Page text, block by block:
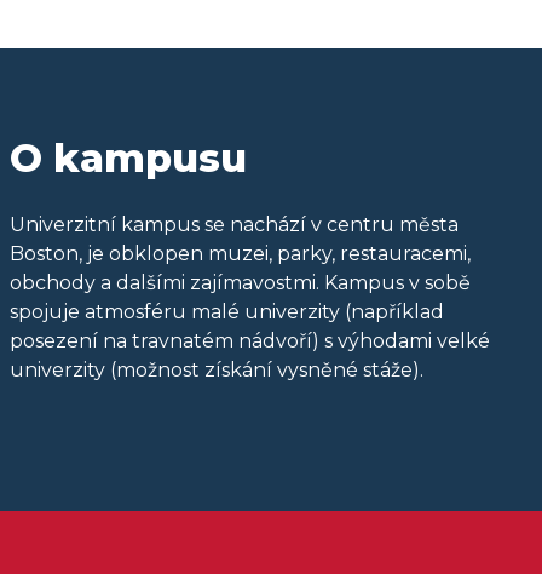
O kampusu
Univerzitní kampus se nachází v centru města
Boston, je obklopen muzei, parky, restauracemi,
obchody a dalšími zajímavostmi. Kampus v sobě
spojuje atmosféru malé univerzity (například
posezení na travnatém nádvoří) s výhodami velké
univerzity (možnost získání vysněné stáže).